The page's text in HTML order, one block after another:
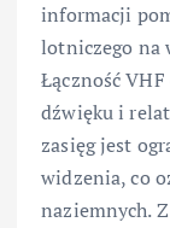
informacji
lotniczego na
Łączność
dźwięku i
zasięg jest
widzenia, co
naziemnych.